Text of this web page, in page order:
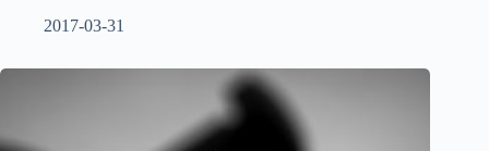
2017-03-31